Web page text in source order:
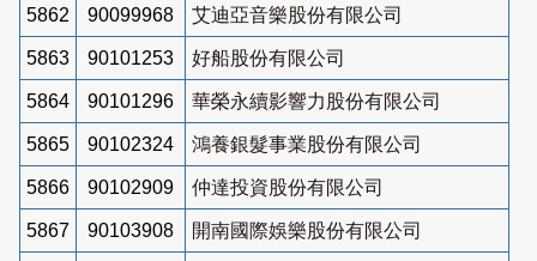
5862 90099968 艾迪亞音樂股份有限公司
5863 90101253 好船股份有限公司
5864 90101296 華榮永續影響力股份有限公司
5865 90102324 鴻養銀髮事業股份有限公司
5866 90102909 仲達投資股份有限公司
5867 90103908 開南國際娛樂股份有限公司